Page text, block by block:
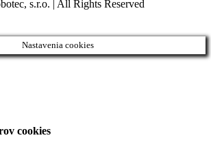
s.r.o. | All Rights Reserved
Nastavenia cookies
cookies